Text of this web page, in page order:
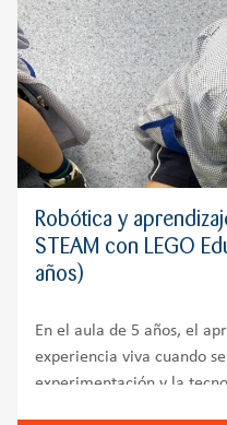
Robótica y
STEAM con LEGO
años)
En el aula de 5 años, el
experiencia viva cuando
experimentación y la